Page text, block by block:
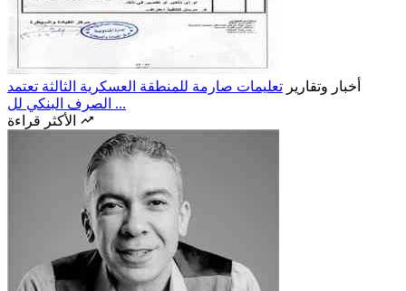
أخبار وتقارير تعليمات صارمة للمنطقة العسكرية الثالثة تعتمد
الصرف البنكي لل ...